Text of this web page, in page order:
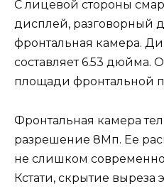
С лицевой стороны
дисплей, разговорный
фронтальная камера.
составляет 6.53 дюйма.
площади фронтальной
Фронтальная камера
разрешение 8Мп. Ее
не слишком
Кстати, скрытие выреза